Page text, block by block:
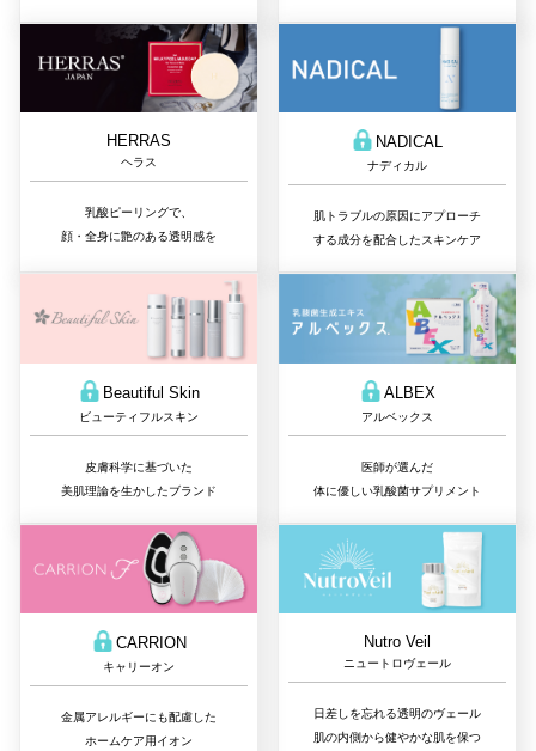
HERRAS
ヘラス
乳酸ピーリングで、
顔・全身に艶のある透明感を
NADICAL
ナディカル
肌トラブルの原因にアプローチ
する成分を配合したスキンケア
Beautiful Skin
ビューティフルスキン
皮膚科学に基づいた
美肌理論を生かしたブランド
ALBEX
アルベックス
医師が選んだ
体に優しい乳酸菌サプリメント
CARRION
キャリーオン
金属アレルギーにも配慮した
ホームケア用イオン
Nutro Veil
ニュートロヴェール
日差しを忘れる透明のヴェール
肌の内側から健やかな肌を保つ